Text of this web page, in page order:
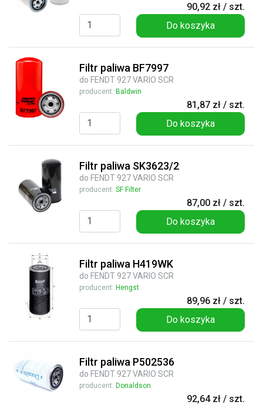
90,92 zł / szt.
Do koszyka
Filtr paliwa BF7997
do FENDT 927 VARIO SCR
producent: Baldwin
81,87 zł / szt.
Do koszyka
Filtr paliwa SK3623/2
do FENDT 927 VARIO SCR
producent: SF Filter
87,00 zł / szt.
Do koszyka
Filtr paliwa H419WK
do FENDT 927 VARIO SCR
producent: Hengst
89,96 zł / szt.
Do koszyka
Filtr paliwa P502536
do FENDT 927 VARIO SCR
producent: Donaldson
92,64 zł / szt.